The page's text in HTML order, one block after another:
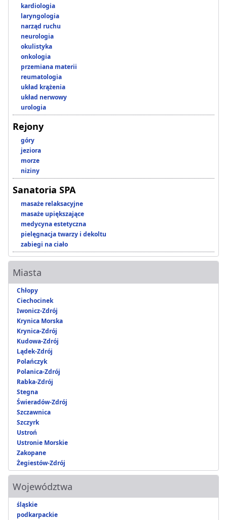
kardiologia
laryngologia
narząd ruchu
neurologia
okulistyka
onkologia
przemiana materii
reumatologia
układ krążenia
układ nerwowy
urologia
Rejony
góry
jeziora
morze
niziny
Sanatoria SPA
masaże relaksacyjne
masaże upiększające
medycyna estetyczna
pielęgnacja twarzy i dekoltu
zabiegi na ciało
Miasta
Chłopy
Ciechocinek
Iwonicz-Zdrój
Krynica Morska
Krynica-Zdrój
Kudowa-Zdrój
Lądek-Zdrój
Polańczyk
Polanica-Zdrój
Rabka-Zdrój
Stegna
Świeradów-Zdrój
Szczawnica
Szczyrk
Ustroń
Ustronie Morskie
Zakopane
Żegiestów-Zdrój
Województwa
śląskie
podkarpackie